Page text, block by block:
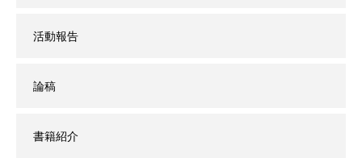
活動報告
論稿
書籍紹介